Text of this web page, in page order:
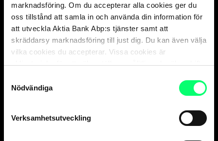
marknadsföring. Om du accepterar alla cookies ger du
oss tillstånd att samla in och använda din information för
att utveckla Aktia Bank Abp:s tjänster samt att
skräddarsy marknadsföring till just dig. Du kan även välja
vilka cookies du accepterar. Vissa cookies är
obligatoriska för att säkerställa en pålitlig och säker drift
Nödvändiga
Verksamhetsutveckling
Den goda banken.
Och suveräna
kapitalförvaltaren.
Privatkunder